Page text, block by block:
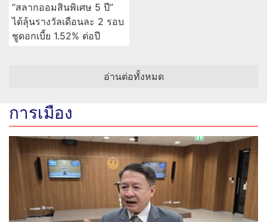
“สลากออมสินพิเศษ 5 ปี”
ได้ลุ้นรางวัลเดือนละ 2 รอบ
ชูดอกเบี้ย 1.52% ต่อปี
อ่านต่อทั้งหมด
การเมือง